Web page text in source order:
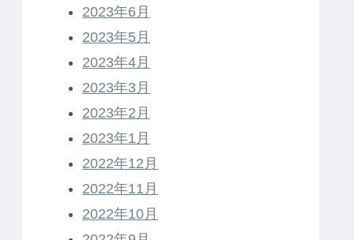
2023年6月
2023年5月
2023年4月
2023年3月
2023年2月
2023年1月
2022年12月
2022年11月
2022年10月